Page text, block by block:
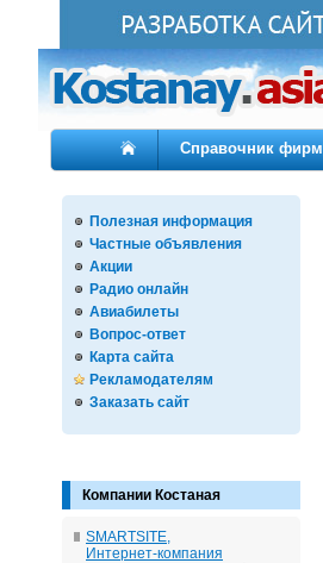
Справочник фирм
Полезная информация
Частные объявления
Акции
Радио онлайн
Авиабилеты
Вопрос-ответ
Карта сайта
Рекламодателям
Заказать сайт
Компании Костаная
SMARTSITE,
Интернет-компания